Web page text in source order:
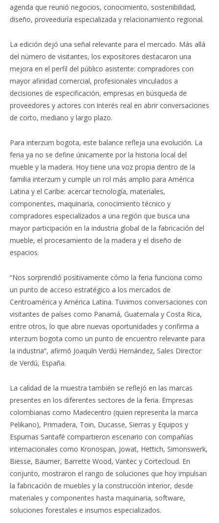
agenda que reunió negocios, conocimiento, sostenibilidad,
diseño, proveeduría especializada y relacionamiento regional.
La edición dejó una señal relevante para el mercado. Más allá
del número de visitantes, los expositores destacaron una
mejora en el perfil del público asistente: compradores con
mayor afinidad comercial, profesionales vinculados a
decisiones de especificación, empresas en búsqueda de
proveedores y actores con interés real en abrir conversaciones
de corto, mediano y largo plazo.
Para interzum bogota, este balance refleja una evolución. La
feria ya no se define únicamente por la historia local del
mueble y la madera. Hoy tiene una voz propia dentro de la
familia interzum y cumple un rol más amplio para América
Latina y el Caribe: acercar tecnología, materiales,
componentes, maquinaria, conocimiento técnico y
compradores especializados a una región que busca una
mayor participación en la industria global de la fabricación del
mueble, el procesamiento de la madera y el diseño de
espacios.
“Nos sorprendió positivamente cómo la feria funciona como
un punto de acceso estratégico a los mercados de
Centroamérica y América Latina. Tuvimos conversaciones con
visitantes de países como Panamá, Guatemala y Costa Rica,
entre otros, lo que abre nuevas oportunidades y confirma a
interzum bogota como un punto de encuentro relevante para
la industria”, afirmó Joaquín Verdú Hernández, Sales Director
de Verdú, España.
La calidad de la muestra también se reflejó en las marcas
presentes en los diferentes sectores de la feria. Empresas
colombianas como Madecentro (quien representa la marca
Pelikano), Primadera, Toin, Ducasse, Sierras y Equipos y
Espumas Santafé compartieron escenario con compañías
internacionales como Kronospan, Jowat, Hettich, Simonswerk,
Biesse, Bäumer, Barrette Wood, Vantec y Cortecloud. En
conjunto, mostraron el rango de soluciones que hoy impulsan
la fabricación de muebles y la construcción interior, desde
materiales y componentes hasta maquinaria, software,
soluciones forestales e insumos especializados.